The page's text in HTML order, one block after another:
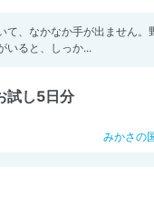
て、なかなか手が出ません。
いると、しっか...
試し5日分
みかさの